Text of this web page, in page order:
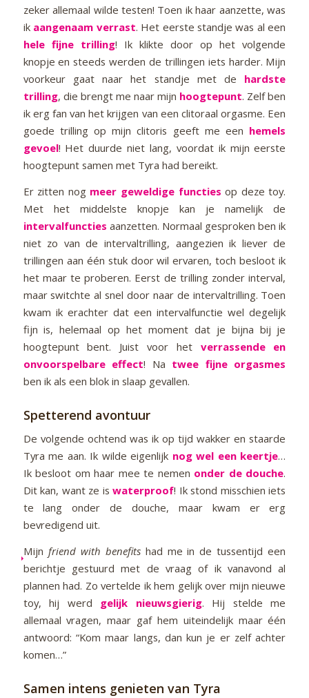
zeker allemaal wilde testen! Toen ik haar aanzette, was
ik aangenaam verrast. Het eerste standje was al een
hele fijne trilling! Ik klikte door op het volgende
knopje en steeds werden de trillingen iets harder. Mijn
voorkeur gaat naar het standje met de hardste
trilling, die brengt me naar mijn hoogtepunt. Zelf ben
ik erg fan van het krijgen van een clitoraal orgasme. Een
goede trilling op mijn clitoris geeft me een hemels
gevoel! Het duurde niet lang, voordat ik mijn eerste
hoogtepunt samen met Tyra had bereikt.
Er zitten nog meer geweldige functies op deze toy.
Met het middelste knopje kan je namelijk de
intervalfuncties aanzetten. Normaal gesproken ben ik
niet zo van de intervaltrilling, aangezien ik liever de
trillingen aan één stuk door wil ervaren, toch besloot ik
het maar te proberen. Eerst de trilling zonder interval,
maar switchte al snel door naar de intervaltrilling. Toen
kwam ik erachter dat een intervalfunctie wel degelijk
fijn is, helemaal op het moment dat je bijna bij je
hoogtepunt bent. Juist voor het verrassende en
onvoorspelbare effect! Na twee fijne orgasmes
ben ik als een blok in slaap gevallen.
Spetterend avontuur
De volgende ochtend was ik op tijd wakker en staarde
Tyra me aan. Ik wilde eigenlijk nog wel een keertje…
Ik besloot om haar mee te nemen onder de douche.
Dit kan, want ze iswaterproof! Ik stond misschien iets
te lang onder de douche, maar kwam er erg
bevredigend uit.
Mijn friend with benefitshad me in de tussentijd een
berichtje gestuurd met de vraag of ik vanavond al
plannen had. Zo vertelde ik hem gelijk over mijn nieuwe
toy, hij werd gelijk nieuwsgierig. Hij stelde me
allemaal vragen, maar gaf hem uiteindelijk maar één
antwoord: “Kom maar langs, dan kun je er zelf achter
komen…”
Samen intens genieten van Tyra